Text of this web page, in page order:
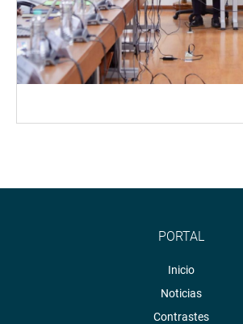
PORTAL
Inicio
Noticias
Contrastes